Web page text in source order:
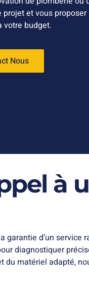
et vous
votre budget.
Nous
à
d’un
diagnostiquer
matériel adapté,